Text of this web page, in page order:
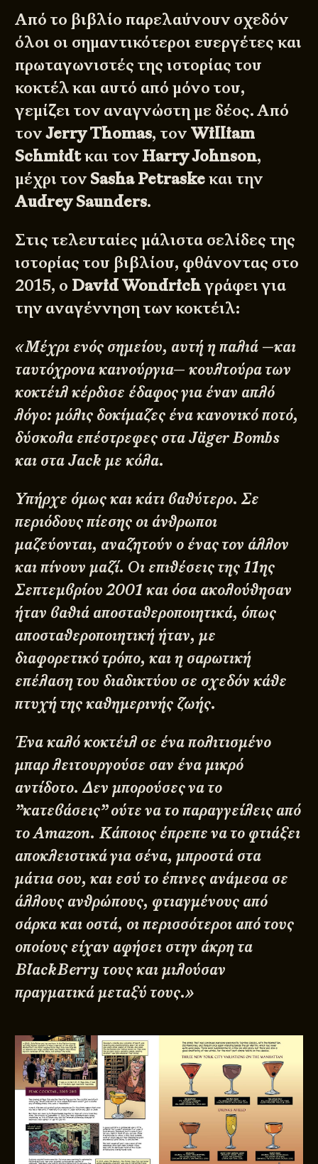
Από το βιβλίο παρελαύνουν σχεδόν
όλοι οι σημαντικότεροι ευεργέτες και
πρωταγωνιστές της ιστορίας του
κοκτέλ και αυτό από μόνο του,
γεμίζει τον αναγνώστη με δέος. Από
τονJerry Thomas, τον William
Schmidtκαι τον Harry Johnson,
μέχρι τον Sasha Petraskeκαι την
Audrey Saunders.
Στις τελευταίες μάλιστα σελίδες της
ιστορίας του βιβλίου, φθάνοντας στο
2015, ο David Wondrichγράφει για
την αναγέννηση των κοκτέιλ:
«Μέχρι ενός σημείου, αυτή η παλιά —και
ταυτόχρονα καινούργια— κουλτούρα των
κοκτέιλ κέρδισε έδαφος για έναν απλό
λόγο: μόλις δοκίμαζες ένα κανονικό ποτό,
δύσκολα επέστρεφες στα Jäger Bombs
και στα Jack με κόλα.
Υπήρχε όμως και κάτι βαθύτερο. Σε
περιόδους πίεσης οι άνθρωποι
μαζεύονται, αναζητούν ο ένας τον άλλον
και πίνουν μαζί. Οι επιθέσεις της 11ης
Σεπτεμβρίου 2001 και όσα ακολούθησαν
ήταν βαθιά αποσταθεροποιητικά, όπως
αποσταθεροποιητική ήταν, με
διαφορετικό τρόπο, και η σαρωτική
επέλαση του διαδικτύου σε σχεδόν κάθε
πτυχή της καθημερινής ζωής.
Ένα καλό κοκτέιλ σε ένα πολιτισμένο
μπαρ λειτουργούσε σαν ένα μικρό
αντίδοτο. Δεν μπορούσες να το
”κατεβάσεις” ούτε να το παραγγείλεις από
το Amazon. Κάποιος έπρεπε να το φτιάξει
αποκλειστικά για σένα, μπροστά στα
μάτια σου, και εσύ το έπινες ανάμεσα σε
άλλους ανθρώπους, φτιαγμένους από
σάρκα και οστά, οι περισσότεροι από τους
οποίους είχαν αφήσει στην άκρη τα
BlackBerry τους και μιλούσαν
πραγματικά μεταξύ τους.»